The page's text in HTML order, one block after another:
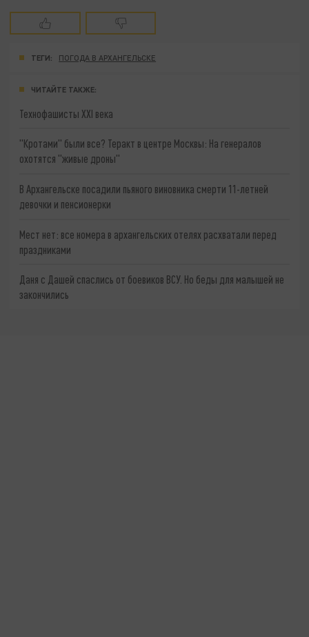
ТЕГИ: ПОГОДА В АРХАНГЕЛЬСКЕ
ЧИТАЙТЕ ТАКЖЕ:
Технофашисты XXI века
"Кротами" были все? Теракт в центре Москвы: На генералов
охотятся "живые дроны"
В Архангельске посадили пьяного виновника смерти 11-летней
девочки и пенсионерки
Мест нет: все номера в архангельских отелях расхватали перед
праздниками
Даня с Дашей спаслись от боевиков ВСУ. Но беды для малышей не
закончились